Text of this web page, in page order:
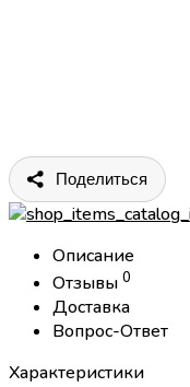
Поделиться
Описание
Отзывы 0
Доставка
Вопрос-Ответ
Характеристики